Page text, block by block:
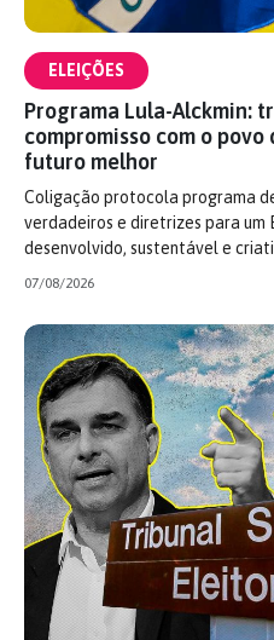
ELEIÇÕES
Programa Lula-Alckmin:
compromisso com o povo
futuro melhor
Coligação protocola programa
verdadeiros e diretrizes para um
desenvolvido, sustentável e
07/08/2026